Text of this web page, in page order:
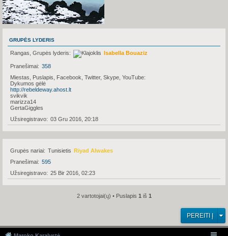
GRUPĖS LYDERIS
Rangas, Grupės lyderis Isabella Bouaziz
Pranešimai
358
Miestas, Puslapis, Facebook, Twitter, Skype, YouTube
Dykumos gėlė
http://rebeldeway.ahost.lt
svikvik
marizza14
GertaGiggles
Užsiregistravo
03 Gru 2016, 20:18
Grupės nariai Tunisietis Riyad Alwakes
Pranešimai
595
Užsiregistravo
25 Bir 2016, 02:23
2 vartotojai(ų) • Puslapis 1 iš 1
PEREITI Į